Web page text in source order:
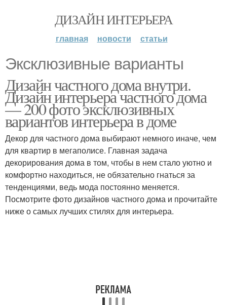
ДИЗАЙН ИНТЕРЬЕРА
главная новости статьи
Эксклюзивные варианты
Дизайн частного дома внутри.
Дизайн интерьера частного дома
— 200 фото эксклюзивных
вариантов интерьера в доме
Декор для частного дома выбирают немного иначе, чем
для квартир в мегаполисе. Главная задача
декорирования дома в том, чтобы в нем стало уютно и
комфортно находиться, не обязательно гнаться за
тенденциями, ведь мода постоянно меняется.
Посмотрите фото дизайнов частного дома и прочитайте
ниже о самых лучших стилях для интерьера.